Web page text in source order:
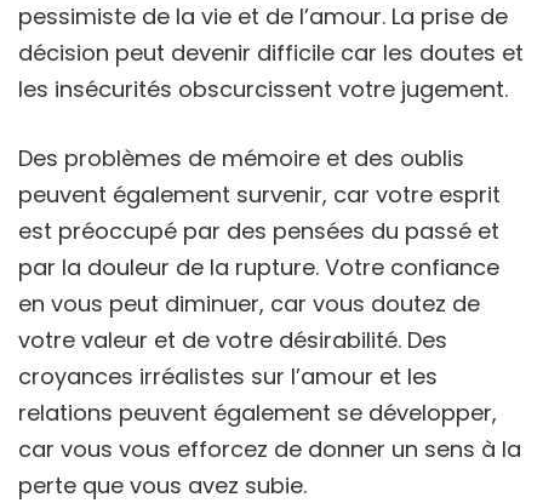
pessimiste de la vie et de l’amour. La prise de
décision peut devenir difficile car les doutes et
les insécurités obscurcissent votre jugement.
Des problèmes de mémoire et des oublis
peuvent également survenir, car votre esprit
est préoccupé par des pensées du passé et
par la douleur de la rupture. Votre confiance
en vous peut diminuer, car vous doutez de
votre valeur et de votre désirabilité. Des
croyances irréalistes sur l’amour et les
relations peuvent également se développer,
car vous vous efforcez de donner un sens à la
perte que vous avez subie.